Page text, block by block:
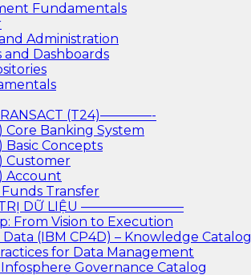
Fundamentals
Administration
and Dashboards
(T24)————-
Core Banking System
Basic Concepts
Customer
Account
Transfer
DỮ LIỆU ————————
From Vision to Execution
(IBM CP4D) – Knowledge Catalog
for Data Management
Governance Catalog